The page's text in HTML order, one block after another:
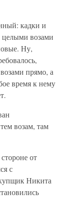
кадки и
целыми возами
Ну,
прямо, а
время к нему
возам, там
от
с
Никита